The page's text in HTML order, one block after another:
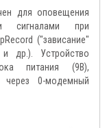
для оповещения
сигналами при
("зависание"
др.). Устройство
питания (9В),
через 0-модемный